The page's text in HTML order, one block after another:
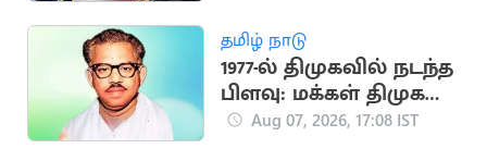
தமிழ் நாடு
1977-ல் திமுகவில் நடந்த
பிளவு: மக்கள் திமுக
உருவான வரலாறு!
Aug 07, 2026, 17:08 IST